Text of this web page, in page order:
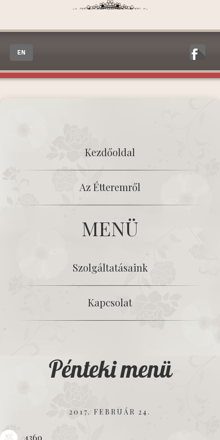
EN
Kezdőoldal
Az Étteremről
MENÜ
Szolgáltatásaink
Kapcsolat
Pénteki menü
2017. FEBRUÁR 24.
4369